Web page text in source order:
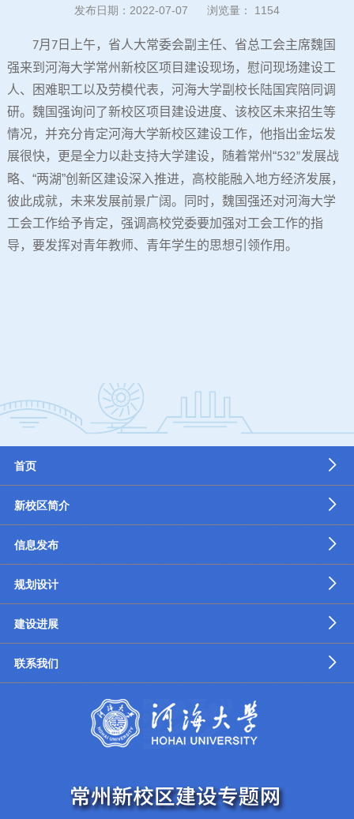
发布日期：2022-07-07 浏览量： 1154
7月7 日上午，省人大常委会副主任、省总工会主席魏国
强来到河海大学常州新校区项目建设现场，慰问现场建设工
人、困难职工以及劳模代表，河海大学副校长陆国宾陪同调
研。魏国强询问了新校区项目建设进度、该校区未来招生等
情况，并充分肯定河海大学新校区建设工作，他指出金坛发
展很快，更是全力以赴支持大学建设，随着常州“532”发展战
略、“两湖”创新区建设深入推进，高校能融入地方经济发展，
彼此成就，未来发展前景广阔。同时，魏国强还对河海大学
工会工作给予肯定，强调高校党委要加强对工会工作的指
导，要发挥对青年教师、青年学生的思想引领作用。
首页
新校区简介
信息发布
规划设计
建设进展
联系我们